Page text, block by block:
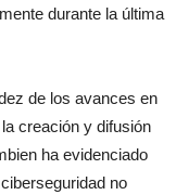
durante la última
de los avances en
creación y difusión
ha evidenciado
no